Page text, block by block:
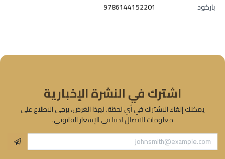
باركود 9786144152201
اشترك في النشرة الإخبارية
يمكنك إلغاء الاشتراك في أي لحظة. لهذا الغرض، يرجى الاطلاع على
معلومات الاتصال لدينا في الإشعار القانوني.